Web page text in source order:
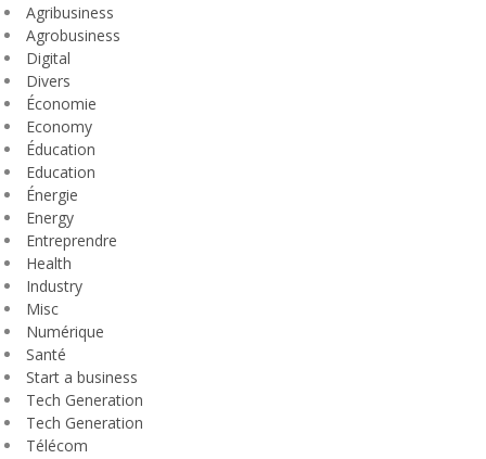
Agribusiness
Agrobusiness
Digital
Divers
Économie
Economy
Éducation
Education
Énergie
Energy
Entreprendre
Health
Industry
Misc
Numérique
Santé
Start a business
Tech Generation
Tech Generation
Télécom